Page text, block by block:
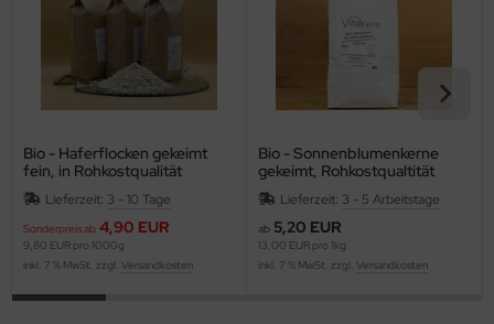
Bio - Haferflocken gekeimt
fein, in Rohkostqualität
Lieferzeit: 3 - 10 Tage
Sonderpreis ab 4,90 EUR
9,80 EUR pro 1000g
inkl. 7 % MwSt. zzgl. Versandkosten
Bio - Sonnenblumenkerne
gekeimt, Rohkostqualtität
Lieferzeit: 3 - 5 Arbeitstage
ab 5,20 EUR
13,00 EUR pro 1kg
inkl. 7 % MwSt. zzgl. Versandkosten